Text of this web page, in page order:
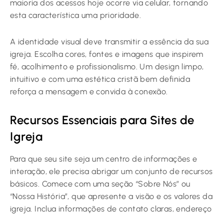
maioria dos acessos hoje ocorre via celular, tornando
esta característica uma prioridade.
A identidade visual deve transmitir a essência da sua
igreja. Escolha cores, fontes e imagens que inspirem
fé, acolhimento e profissionalismo. Um design limpo,
intuitivo e com uma estética cristã bem definida
reforça a mensagem e convida à conexão.
Recursos Essenciais para Sites de
Igreja
Para que seu site seja um centro de informações e
interação, ele precisa abrigar um conjunto de recursos
básicos. Comece com uma seção “Sobre Nós” ou
“Nossa História”, que apresente a visão e os valores da
igreja. Inclua informações de contato claras, endereço